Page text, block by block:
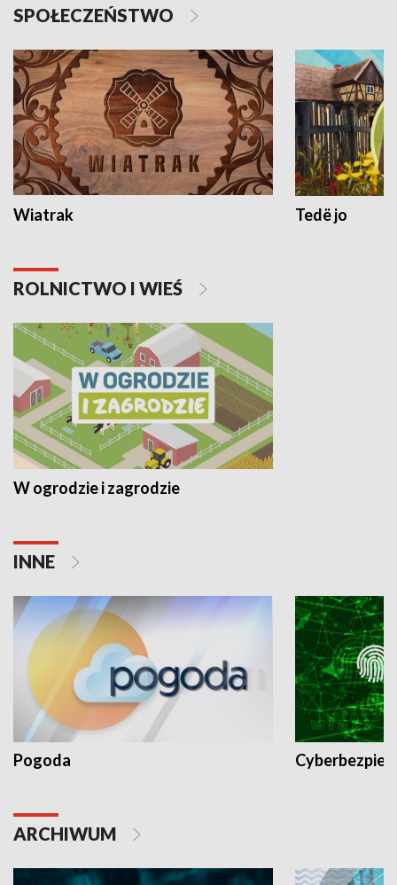
SPOŁECZEŃSTWO
Wiatrak Tedë jo
ROLNICTWO I WIEŚ
W ogrodzie i zagrodzie
INNE
Pogoda
ARCHIWUM